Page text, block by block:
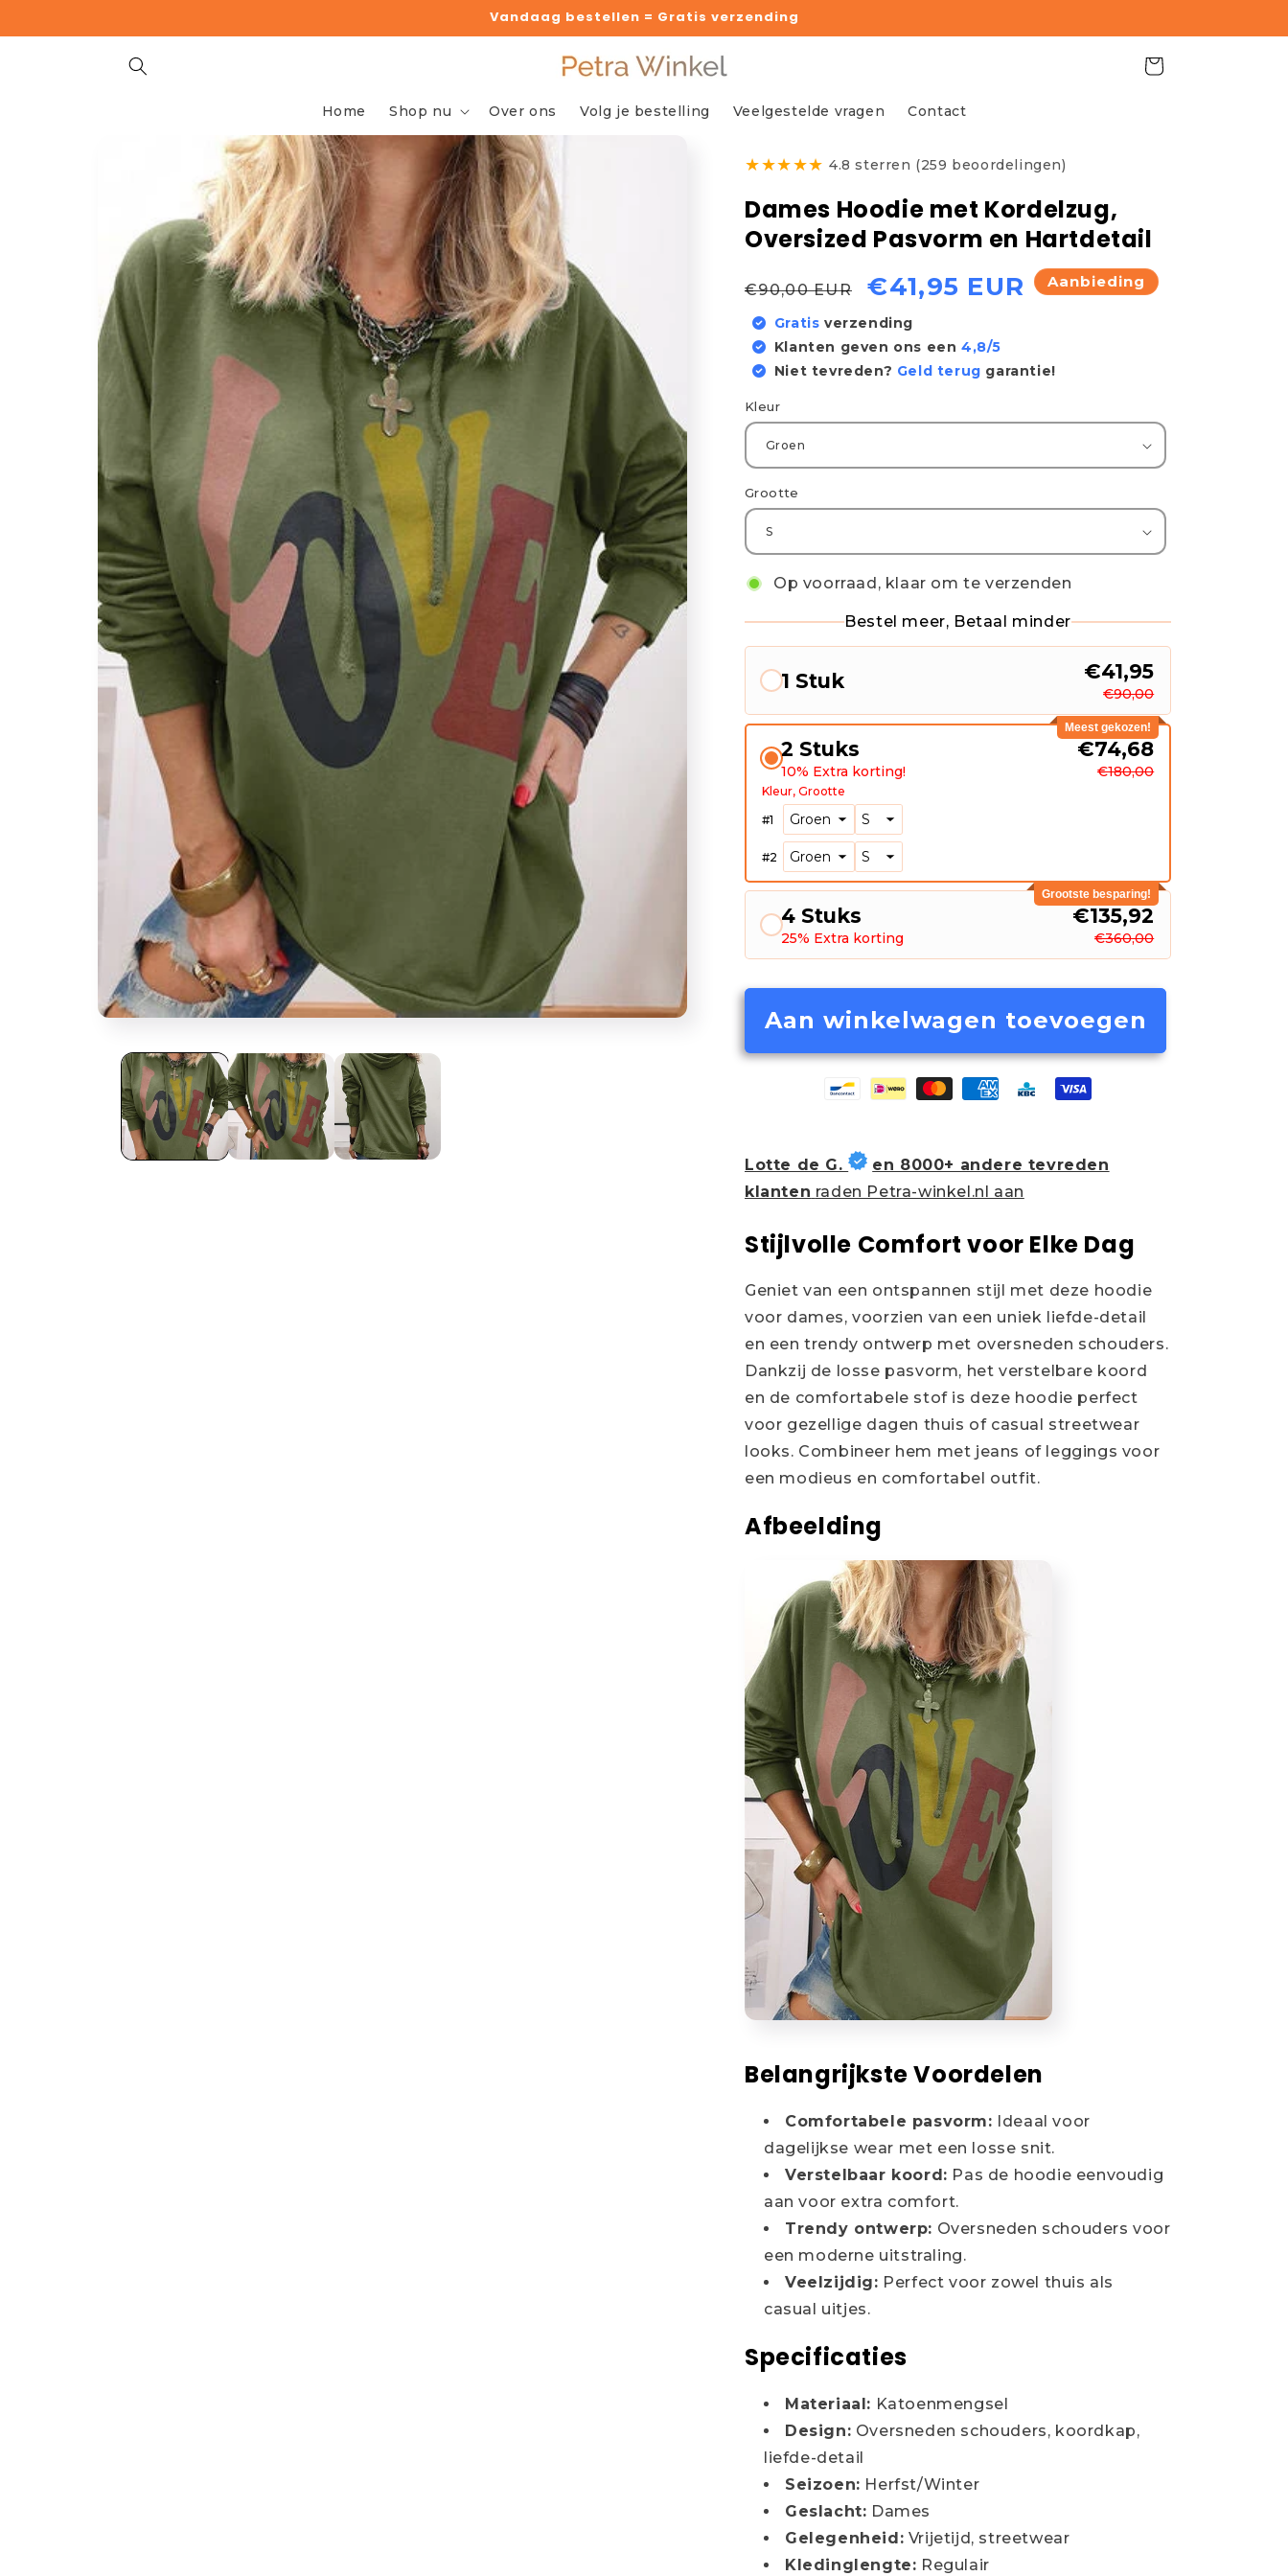
content
Vandaag bestellen = Gratis verzending
Home Shop nu Over ons Volg je bestelling Veelgestelde vragen Contact
Winkelwagen
productinformatie
★★★★★ 4.8 sterren (259 beoordelingen)
Dames Hoodie met Kordelzug,
Oversized Pasvorm en Hartdetail
Normale
€90,00 EUR Aanbiedingsprijs
€41,95 EUR Aanbieding
Gratis verzending
Klanten geven ons een 4,8/5
Niet tevreden? Geld terug garantie!
Kleur
Grootte
Op voorraad, klaar om te verzenden
Bestel meer, Betaal minder
1 Stuk €41,95
€90,00
Meest gekozen!
2 Stuks
10% Extra korting!
€74,68
€180,00
Kleur Grootte
#1
#2
Grootste besparing!
4 Stuks
25% Extra korting
€135,92
€360,00
Aan winkelwagen toevoegen
Lotte de G.
en 8000+ andere tevreden
klanten raden Petra-winkel.nl aan
Stijlvolle Comfort voor Elke Dag
Geniet van een ontspannen stijl met deze hoodie
voor dames, voorzien van een uniek liefde-detail
en een trendy ontwerp met oversneden schouders.
Dankzij de losse pasvorm, het verstelbare koord
en de comfortabele stof is deze hoodie perfect
voor gezellige dagen thuis of casual streetwear
looks. Combineer hem met jeans of leggings voor
een modieus en comfortabel outfit.
Afbeelding
Belangrijkste Voordelen
Comfortabele pasvorm: Ideaal voor
dagelijkse wear met een losse snit.
Verstelbaar koord: Pas de hoodie eenvoudig
aan voor extra comfort.
Trendy ontwerp: Oversneden schouders voor
een moderne uitstraling.
Veelzijdig: Perfect voor zowel thuis als
casual uitjes.
Specificaties
Materiaal: Katoenmengsel
Design: Oversneden schouders, koordkap,
liefde-detail
Seizoen: Herfst/Winter
Geslacht: Dames
Gelegenheid: Vrijetijd, streetwear
Kledinglengte: Regulair